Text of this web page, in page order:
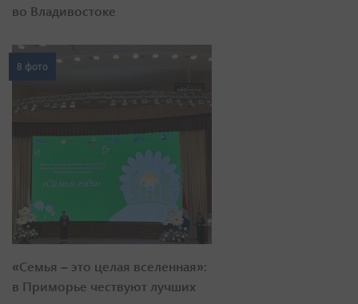
во Владивостоке
8 фото
«Семья – это целая вселенная»:
в Приморье чествуют лучших